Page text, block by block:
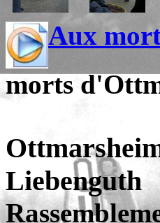
Aux
morts
Liebenguth